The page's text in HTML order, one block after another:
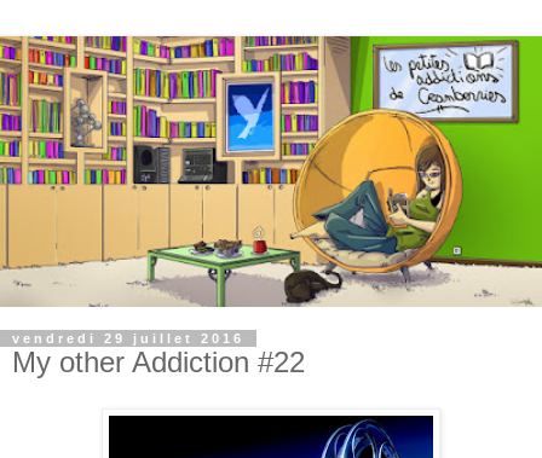
vendredi 29 juillet 2016
My other Addiction #22